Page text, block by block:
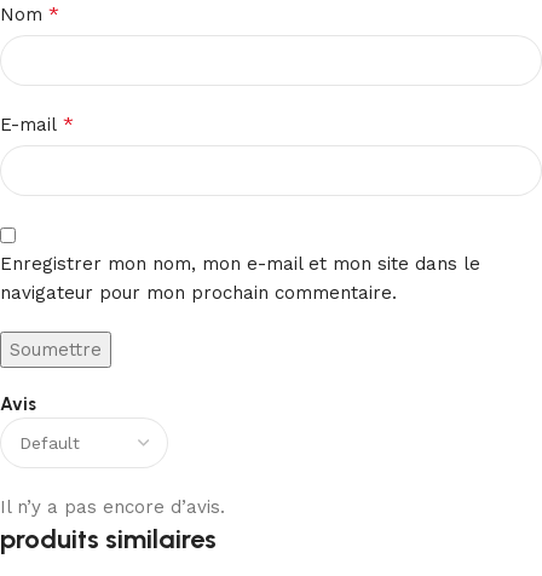
Avis
Il n’y a pas encore d’avis.
Nom *
E-mail *
Enregistrer mon nom, mon e-mail et mon site dans le
navigateur pour mon prochain commentaire.
produits similaires